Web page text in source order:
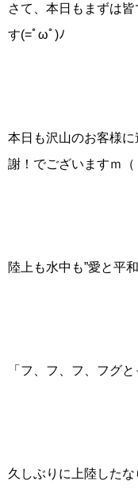
さて、本日もまずは
す(=ﾟωﾟ)ﾉ
本日も沢山のお客様
謝！でございますｍ（
陸上も水中も”愛と平
「フ、フ、フ、フグ
久しぶりに上陸した